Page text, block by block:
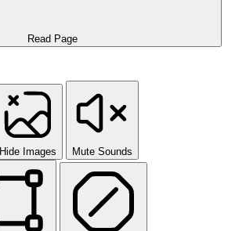
Read Page
Hide Images Mute Sounds